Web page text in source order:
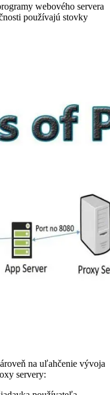
webového servera
používajú stovky
na uľahčenie vývoja
servery: